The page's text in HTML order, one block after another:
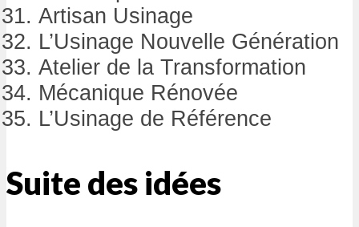
Artisan Usinage
L’Usinage Nouvelle Génération
Atelier de la Transformation
Mécanique Rénovée
L’Usinage de Référence
Suite des idées